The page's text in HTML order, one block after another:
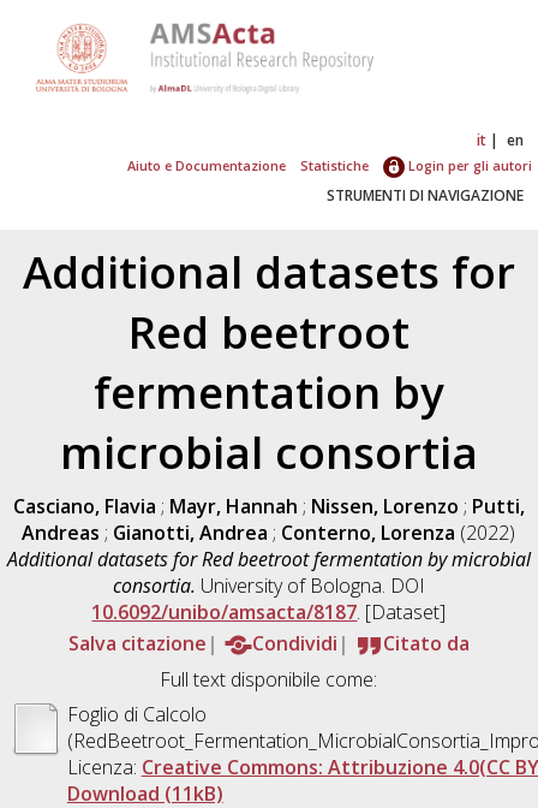
it en
Aiuto e Documentazione Statistiche Login per gli autori
STRUMENTI DI NAVIGAZIONE
Additional datasets for
Red beetroot
fermentation by
microbial consortia
Casciano, Flavia ; Mayr, Hannah ; Nissen, Lorenzo ; Putti,
Andreas ; Gianotti, Andrea ; Conterno, Lorenza (2022)
Additional datasets for Red beetroot fermentation by microbial
consortia. University of Bologna. DOI
10.6092/unibo/amsacta/8187. [Dataset]
Salva citazione
Condividi
Citato da
Full text disponibile come:
Foglio di Calcolo
Licenza: Creative Commons: Attribuzione 4.0(CC
Download (11kB)